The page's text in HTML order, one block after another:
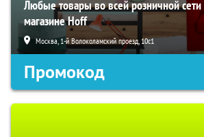
Любые товары во всей розничной сети
магазине Hoff
Москва, 1-й Волоколамский проезд, 10с1
Промокод